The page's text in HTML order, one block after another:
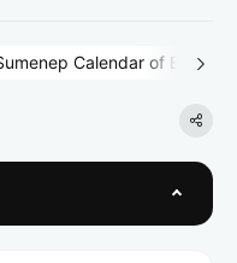
Calendar of Event